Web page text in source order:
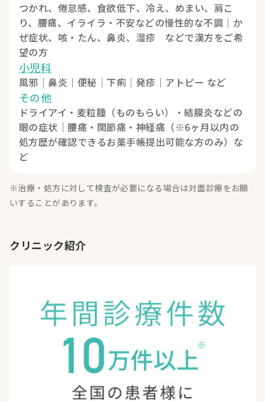
つかれ、倦怠感、食欲低下、冷え、めまい、肩こ
り、腰痛、イライラ・不安などの慢性的な不調｜か
ぜ症状、咳・たん、鼻炎、湿疹 などで漢方をご希
望の方
小児科
風邪｜鼻炎｜便秘｜下痢｜発疹｜アトピー など
その他
ドライアイ・麦粒腫（ものもらい）・結膜炎などの
眼の症状｜腰痛・関節痛・神経痛（※6ヶ月以内の
処方歴が確認できるお薬手帳提出可能な方のみ）な
ど
※治療・処方に対して検査が必要になる場合は対面診療をお願
いすることがあります。
クリニック紹介